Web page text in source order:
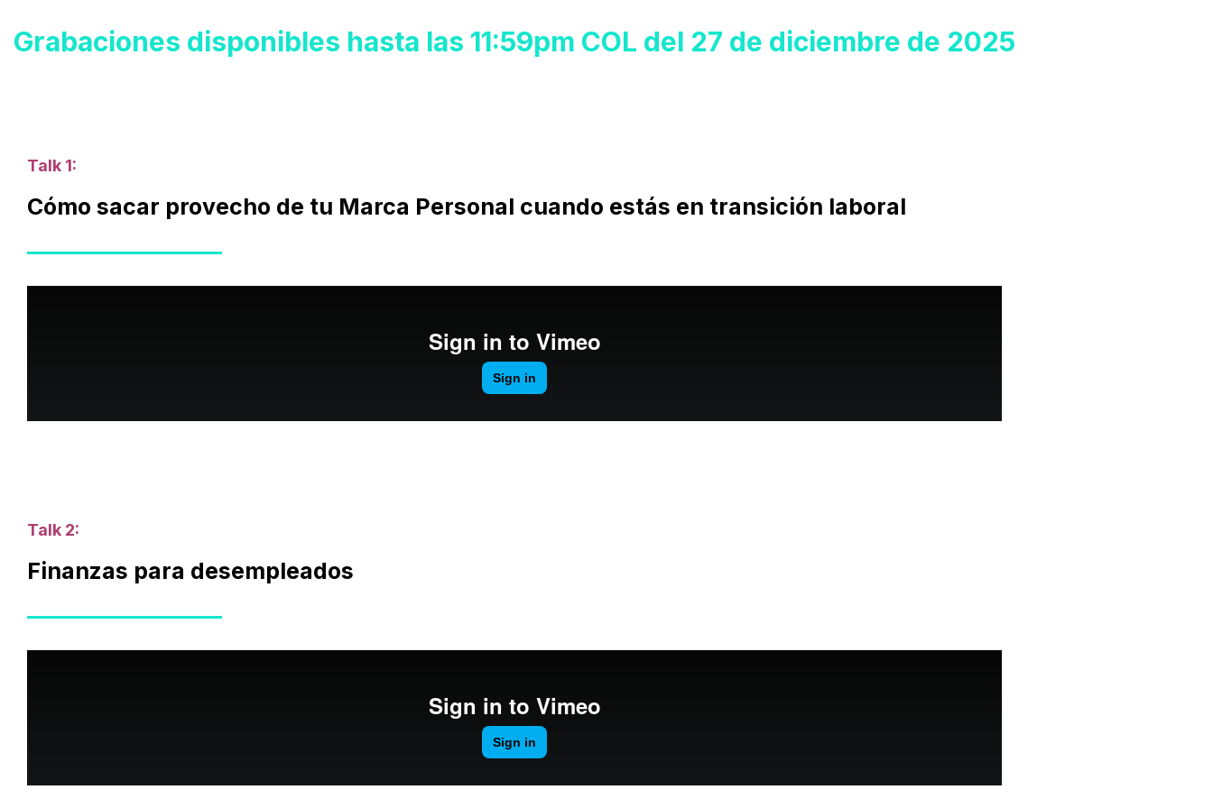
Grabaciones disponibles hasta las 11:59pm COL del 27 de diciembre de 2025
Talk 1:
Cómo sacar provecho de tu Marca Personal cuando estás en transición laboral
Talk 2:
Finanzas para desempleados